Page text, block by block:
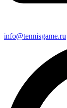
info@tennisgame.ru